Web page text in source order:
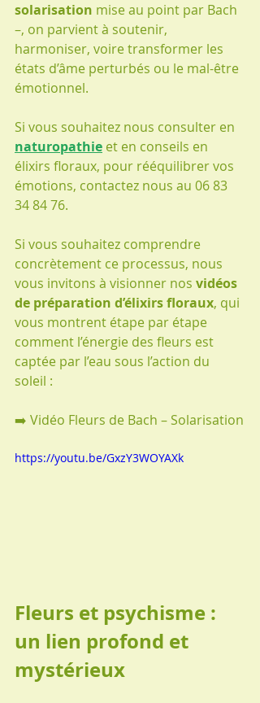
solarisation mise au point par Bach
–, on parvient à soutenir,
harmoniser, voire transformer les
états d’âme perturbés ou le mal-être
émotionnel.
Si vous souhaitez nous consulter en
naturopathie et en conseils en
élixirs floraux, pour rééquilibrer vos
émotions, contactez nous au 06 83
34 84 76.
Si vous souhaitez comprendre
concrètement ce processus, nous
vous invitons à visionner nos vidéos
de préparation d’élixirs floraux, qui
vous montrent étape par étape
comment l’énergie des fleurs est
captée par l’eau sous l’action du
soleil :
➡️ Vidéo Fleurs de Bach – Solarisation
https://youtu.be/GxzY3WOYAXk
Fleurs et psychisme :
un lien profond et
mystérieux